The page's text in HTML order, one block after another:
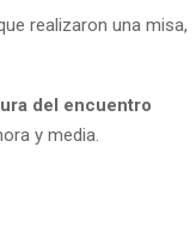
realizaron una misa,
del encuentro
y media.